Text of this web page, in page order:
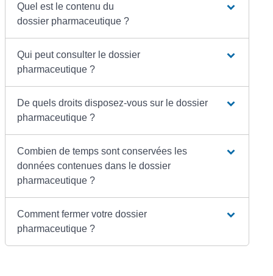
Quel est le contenu du
dossier pharmaceutique ?
Qui peut consulter le dossier
pharmaceutique ?
De quels droits disposez-vous sur le dossier
pharmaceutique ?
Combien de temps sont conservées les
données contenues dans le dossier
pharmaceutique ?
Comment fermer votre dossier
pharmaceutique ?